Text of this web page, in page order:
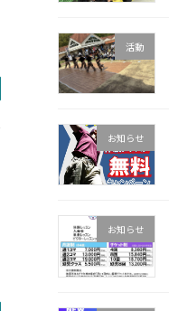
活動
お知らせ
お知らせ